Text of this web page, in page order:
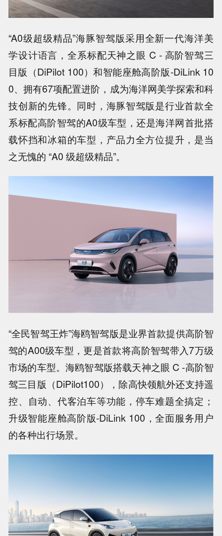
“A0级超级精品”海豚智驾版采用全新一代海洋美
学设计语言，全系标配天神之眼 C - 高阶智驾三
目版（DiPilot 100）和智能座舱高阶版-DiLink 10
0、拥有67项配置进阶，成为海洋网美学探索和科
技创新的先锋。同时，海豚智驾版是行业首款全
系标配高阶智驾的A0级车型，还是海洋网首批搭
载怀挡和冰箱的车型，产品力全方位提升，是当
之无愧的 “A0 级超级精品”。
“全民智驾王炸”海鸥智驾版是业界首款提供高阶智
驾的A00级车型，更是首款将高阶智驾带入7万级
市场的车型。海鸥智驾版搭载天神之眼 C -高阶智
驾三目版（DiPilot100），除高快领航外还支持遥
控、自动、代客泊车等功能，停车难题全搞定；
升级智能座舱高阶版-DiLink 100，全面服务用户
的各种出行场景。